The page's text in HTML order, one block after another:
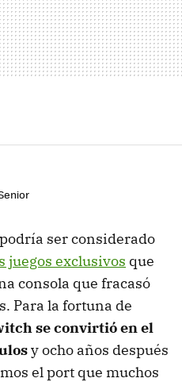
ser considerado
juegos exclusivos que
consola que fracasó
Para la fortuna de
se convirtió en el
y ocho años después
el port que muchos